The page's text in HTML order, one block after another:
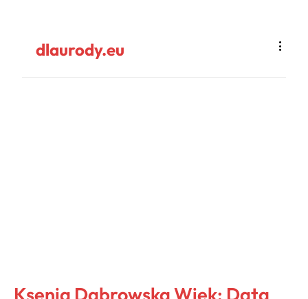
dlaurody.eu
Ksenia Dąbrowska Wiek: Data